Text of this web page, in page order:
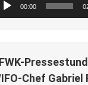
00:00
Chef Gabriel